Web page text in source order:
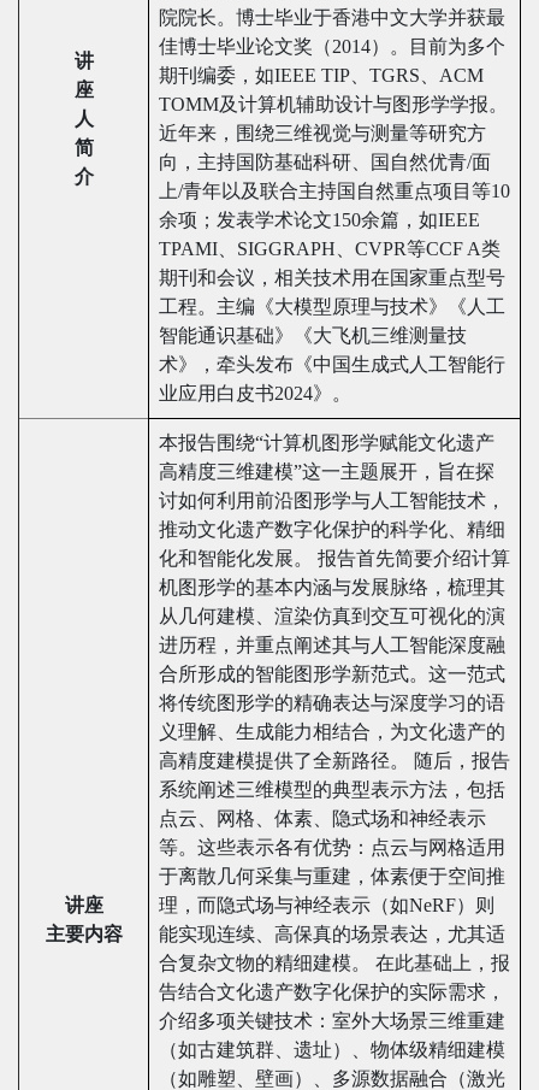
讲
座
人
简
介
院院长。博士毕业于香港中文大学并获最
佳博士毕业论文奖（2014）。目前为多个
期刊编委，如IEEE TIP、TGRS、ACM
TOMM及计算机辅助设计与图形学学报。
近年来，围绕三维视觉与测量等研究方
向，主持国防基础科研、国自然优青/面
上/青年以及联合主持国自然重点项目等10
余项；发表学术论文150余篇，如IEEE
TPAMI、SIGGRAPH、CVPR等CCF A类
期刊和会议，相关技术用在国家重点型号
工程。主编《大模型原理与技术》《人工
智能通识基础》《大飞机三维测量技
术》，牵头发布《中国生成式人工智能行
业应用白皮书2024》。
讲座
主要内容
本报告围绕“计算机图形学赋能文化遗产
高精度三维建模”这一主题展开，旨在探
讨如何利用前沿图形学与人工智能技术，
推动文化遗产数字化保护的科学化、精细
化和智能化发展。 报告首先简要介绍计算
机图形学的基本内涵与发展脉络，梳理其
从几何建模、渲染仿真到交互可视化的演
进历程，并重点阐述其与人工智能深度融
合所形成的智能图形学新范式。这一范式
将传统图形学的精确表达与深度学习的语
义理解、生成能力相结合，为文化遗产的
高精度建模提供了全新路径。 随后，报告
系统阐述三维模型的典型表示方法，包括
点云、网格、体素、隐式场和神经表示
等。这些表示各有优势：点云与网格适用
于离散几何采集与重建，体素便于空间推
理，而隐式场与神经表示（如NeRF）则
能实现连续、高保真的场景表达，尤其适
合复杂文物的精细建模。 在此基础上，报
告结合文化遗产数字化保护的实际需求，
介绍多项关键技术：室外大场景三维重建
（如古建筑群、遗址）、物体级精细建模
（如雕塑、壁画）、多源数据融合（激光